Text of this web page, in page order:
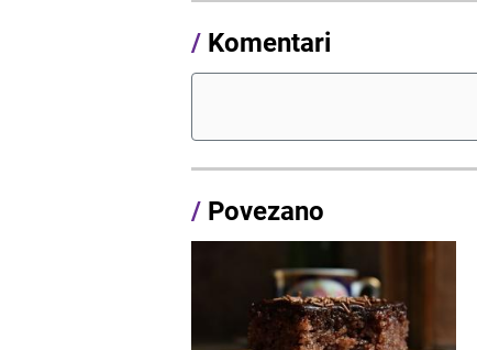
/ Komentari
/ Povezano